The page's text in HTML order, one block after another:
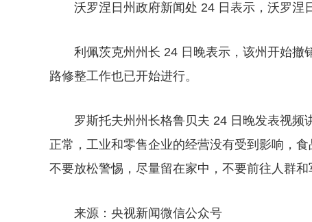
沃罗涅日州政府新闻处 24 日表示，沃罗涅
利佩茨克州州长 24 日晚表示，该州开始撤
路修整工作也已开始进行。
罗斯托夫州州长格鲁贝夫 24 日晚发表视
正常，工业和零售企业的经营没有受到影响，
不要放松警惕，尽量留在家中，不要前往人群和
来源：央视新闻微信公众号